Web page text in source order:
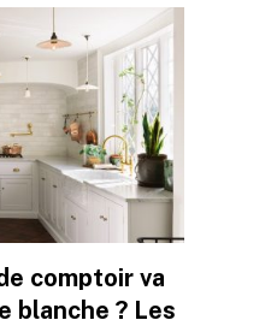
comptoir va
blanche ? Les